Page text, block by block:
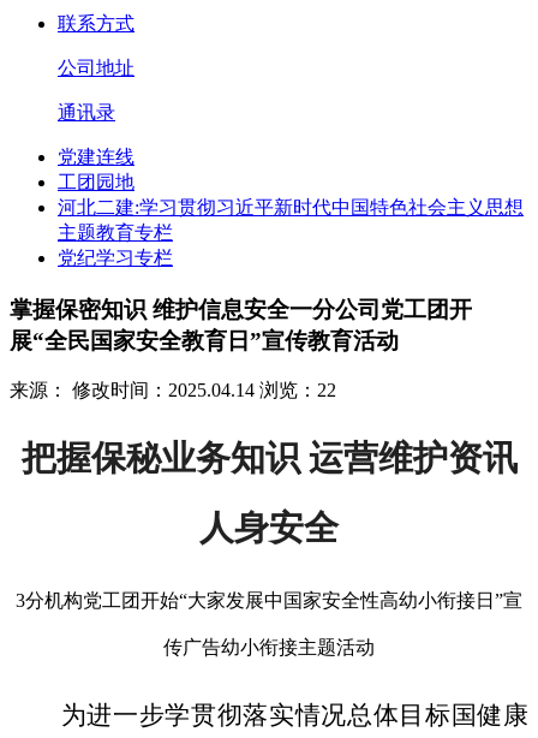
联系方式
公司地址
通讯录
党建连线
工团园地
河北二建:学习贯彻习近平新时代中国特色社会主义思想
主题教育专栏
党纪学习专栏
掌握保密知识 维护信息安全一分公司党工团开
展“全民国家安全教育日”宣传教育活动
来源： 修改时间：2025.04.14 浏览：22
把握保秘业务知识 运营维护资讯
人身安全
3分机构党工团开始“大家发展中国家安全性高幼小衔接日”宣
传广告幼小衔接主题活动
为进一步学贯彻落实情况总体目标国健康